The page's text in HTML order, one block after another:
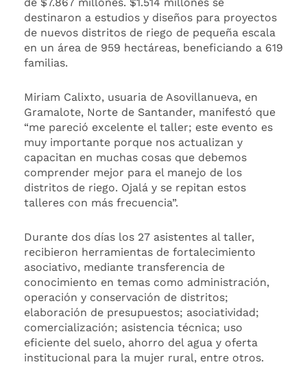
destinaron a estudios y diseños para proyectos
de nuevos distritos de riego de pequeña escala
en un área de 959 hectáreas, beneficiando a 619
familias.
Miriam Calixto, usuaria de Asovillanueva, en
Gramalote, Norte de Santander, manifestó que
“me pareció excelente el taller; este evento es
muy importante porque nos actualizan y
capacitan en muchas cosas que debemos
comprender mejor para el manejo de los
distritos de riego. Ojalá y se repitan estos
talleres con más frecuencia”.
Durante dos días los 27 asistentes al taller,
recibieron herramientas de fortalecimiento
asociativo, mediante transferencia de
conocimiento en temas como administración,
operación y conservación de distritos;
elaboración de presupuestos; asociatividad;
comercialización; asistencia técnica; uso
eficiente del suelo, ahorro del agua y oferta
institucional para la mujer rural, entre otros.